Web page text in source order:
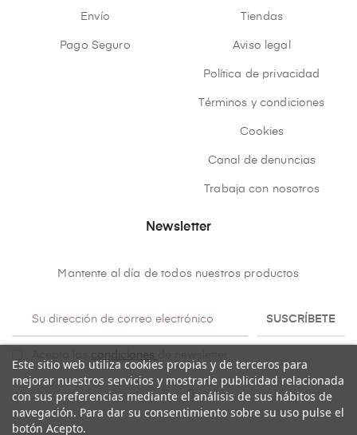
Envío
Pago Seguro
Tiendas
Aviso legal
Política de privacidad
Términos y condiciones
Cookies
Canal de denuncias
Trabaja con nosotros
Newsletter
Mantente al día de todos nuestros productos
SUSCRÍBETE
condiciones
Este sitio web utiliza cookies propias y de terceros para
mejorar nuestros servicios y mostrarle publicidad relacionada
con sus preferencias mediante el análisis de sus hábitos de
navegación. Para dar su consentimiento sobre su uso pulse el
botón Acepto.